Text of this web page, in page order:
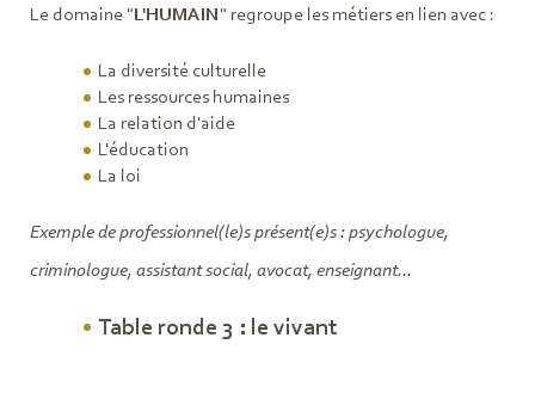
Le domaine "L'HUMAIN" regroupe les métiers en lien avec :
La diversité culturelle
Les ressources humaines
La relation d'aide
L'éducation
La loi
Exemple de professionnel(le)s présent(e)s : psychologue,
criminologue, assistant social, avocat, enseignant...
Table ronde 3 : le vivant